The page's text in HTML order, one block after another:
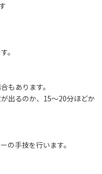
。
もあります。
出るのか、15～20分ほどか
の手技を行います。